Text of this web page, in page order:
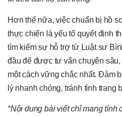
Hơn thế nữa, việc chuẩn bị hồ
thực chiến là yếu tố quyết định
tìm kiếm sự hỗ trợ từ Luật sư
đầu để được tư vấn chuyên
một cách vững chắc nhất. Đảm
lý nhanh chóng, tránh tình trạng
*Nội dung bài viết chỉ mang tính